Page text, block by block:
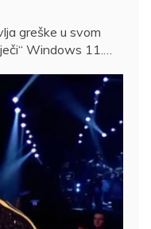
greške u svom
Windows 11.…